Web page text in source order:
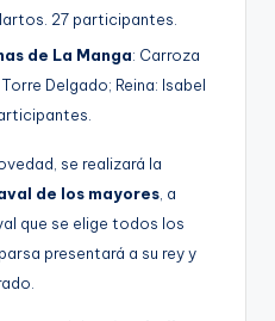
27 participantes.
de La Manga: Carroza
Torre Delgado; Reina: Isabel
se realizará la
de los mayores , a
que se elige todos los
presentará a su rey y